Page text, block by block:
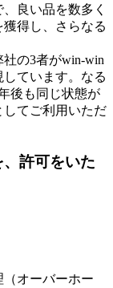
良い品を数多く
得し、さらなる
の3者がwin-win
ています。なる
後も同じ状態が
てご利用いただ
許可をいた
オーバーホー